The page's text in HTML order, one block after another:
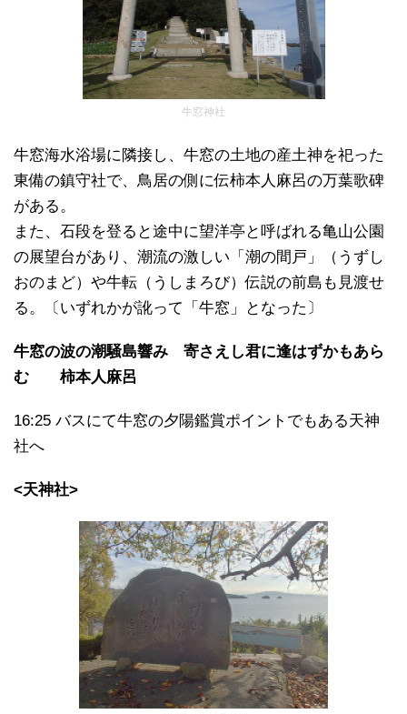
牛窓神社
牛窓海水浴場に隣接し、牛窓の土地の産土神を祀った
東備の鎮守社で、鳥居の側に伝柿本人麻呂の万葉歌碑
がある。
また、石段を登ると途中に望洋亭と呼ばれる亀山公園
の展望台があり、潮流の激しい「潮の間戸」（うずし
おのまど）や牛転（うしまろび）伝説の前島も見渡せ
る。〔いずれかが訛って「牛窓」となった〕
牛窓の波の潮騒島響み 寄さえし君に逢はずかもあら
む 柿本人麻呂
16:25 バスにて牛窓の夕陽鑑賞ポイントでもある天神
社へ
<天神社>